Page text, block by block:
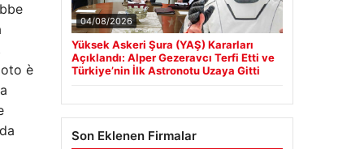
è
05/08/2026
Bahçeli’den çerçeve yasa açıklaması:
Bin yıllık kardeşliğimiz tescillendi